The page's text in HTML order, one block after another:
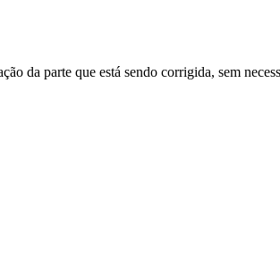
da parte que está sendo corrigida, sem